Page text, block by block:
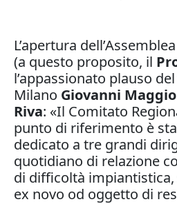
L’apertura
(a questo proposito, il
l’appassionato plauso
Milano Giovanni
Riva: «Il Comitato
punto di riferimento è
dedicato a tre grandi
quotidiano di relazione
di difficoltà
ex novo od oggetto di